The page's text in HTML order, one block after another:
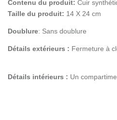
Contenu du produit: Cuir
Taille du produit: 14 X 24 cm
Doublure: Sans doublure
Détails extérieurs : Fermeture à
Détails intérieurs : Un